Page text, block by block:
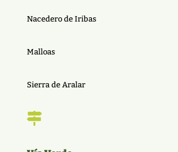
Nacedero de Iribas
Malloas
Sierra de Aralar
